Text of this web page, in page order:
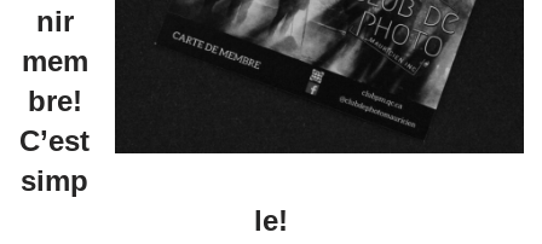
nir
mem
bre!
C’est
simp
le!